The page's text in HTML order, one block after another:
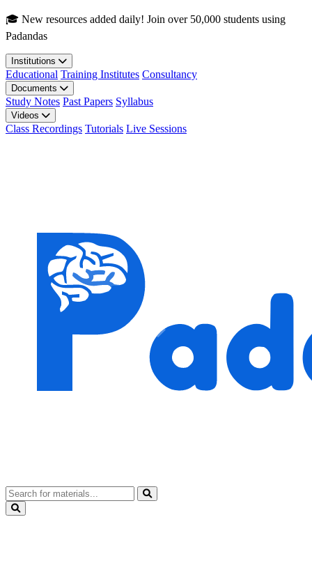
Skip to main content
🎓 New resources added daily! Join over 50,000 students using
Padandas
Institutions
Educational Training Institutes Consultancy
Documents
Study Notes Past Papers Syllabus
Videos
Class Recordings Tutorials Live Sessions